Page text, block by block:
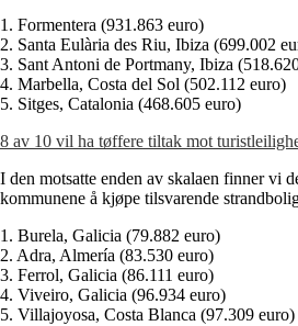
1. Formentera (931.863 euro)
2. Santa Eulària des Riu, Ibiza (699.002
3. Sant Antoni de Portmany, Ibiza
4. Marbella, Costa del Sol (502.112 euro)
5. Sitges, Catalonia (468.605 euro)
8 av 10 vil ha tøffere tiltak mot
I den motsatte enden av skalaen finner vi
kommunene å kjøpe tilsvarende
1. Burela, Galicia (79.882 euro)
2. Adra, Almería (83.530 euro)
3. Ferrol, Galicia (86.111 euro)
4. Viveiro, Galicia (96.934 euro)
5. Villajoyosa, Costa Blanca (97.309 euro)